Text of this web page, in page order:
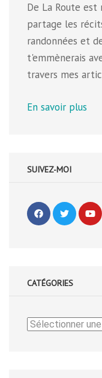
De La Route est
partage les
randonnées et
t'emmènerais
travers mes
En savoir plus
SUIVEZ-MOI
CATÉGORIES
Catégories